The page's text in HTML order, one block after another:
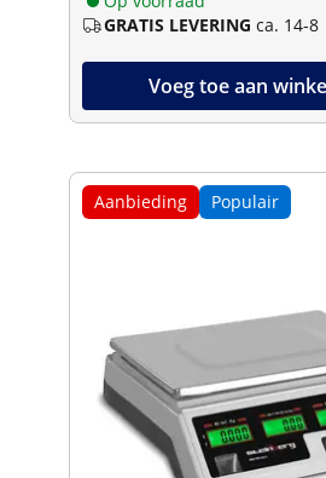
GRATIS LEVERING ca. 14-8
Voeg toe aan
Aanbieding Populair